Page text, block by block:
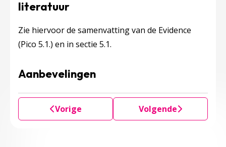
literatuur
Zie hiervoor de samenvatting van de Evidence
(Pico 5.1.) en in sectie 5.1.
Aanbevelingen
Vorige Volgende